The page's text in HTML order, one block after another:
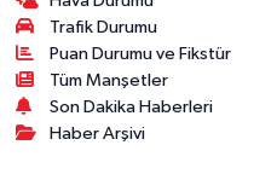
Trafik Durumu
Puan Durumu ve Fikstür
Tüm Manşetler
Son Dakika Haberleri
Haber Arşivi